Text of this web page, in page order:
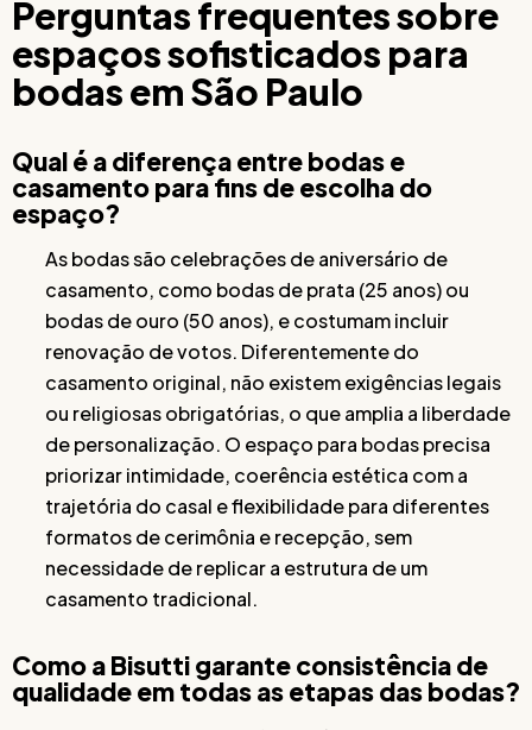
Perguntas frequentes sobre
espaços sofisticados para
bodas em São Paulo
Qual é a diferença entre bodas e
casamento para fins de escolha do
espaço?
As bodas são celebrações de aniversário de
casamento, como bodas de prata (25 anos) ou
bodas de ouro (50 anos), e costumam incluir
renovação de votos. Diferentemente do
casamento original, não existem exigências legais
ou religiosas obrigatórias, o que amplia a liberdade
de personalização. O espaço para bodas precisa
priorizar intimidade, coerência estética com a
trajetória do casal e flexibilidade para diferentes
formatos de cerimônia e recepção, sem
necessidade de replicar a estrutura de um
casamento tradicional.
Como a Bisutti garante consistência de
qualidade em todas as etapas das bodas?